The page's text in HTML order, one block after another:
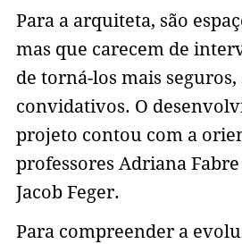
Para a arquiteta, são
mas que carecem de
de torná-los mais
convidativos. O
projeto contou com a
professores Adriana
Jacob Feger.
Para compreender a